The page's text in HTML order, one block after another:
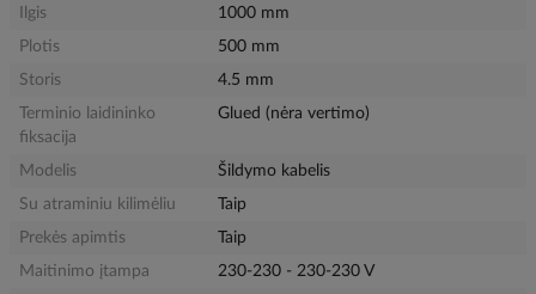
Ilgis
1000 mm
Plotis
500 mm
Storis
4.5 mm
Terminio laidininko
fiksacija
Glued (nėra vertimo)
Modelis
Šildymo kabelis
Su atraminiu kilimėliu
Taip
Prekės apimtis
Taip
Maitinimo įtampa
230-230 - 230-230 V